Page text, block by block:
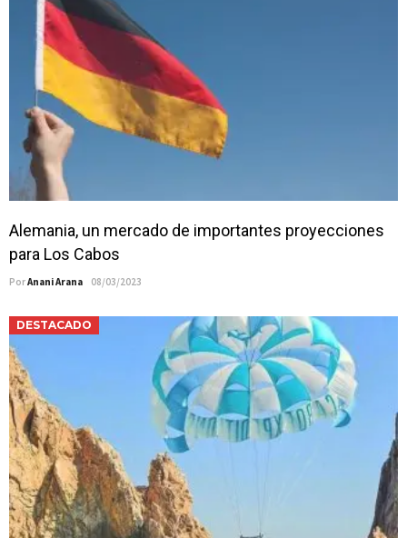
Alemania, un mercado de importantes proyecciones
para Los Cabos
PorAnani Arana 08/03/2023
DESTACADO